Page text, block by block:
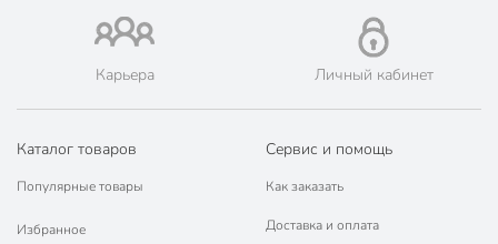
Минден
Карьера Личный кабинет
Каталог товаров
Популярные товары
Избранное
Сервис и помощь
Как заказать
Доставка и оплата